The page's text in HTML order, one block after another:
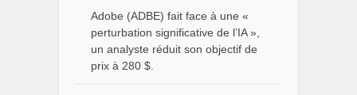
Adobe (ADBE) fait face à une «
perturbation significative de l’IA »,
un analyste réduit son objectif de
prix à 280 $.